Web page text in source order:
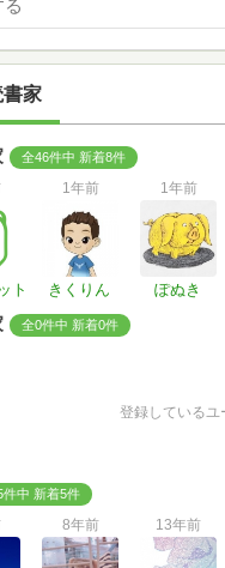
書家
全46件中 新着8件
ト
1年前
きくりん
1年前
ぽぬき
全0件中 新着0件
登録しているユ
件中 新着5件
8年前 13年前